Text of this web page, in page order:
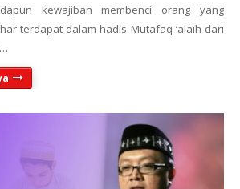
kewajiban membenci orang yang
terdapat dalam hadis Mutafaq ‘alaih dari